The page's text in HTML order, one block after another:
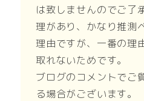
は致しませんのでご了
理があり、かなり推測
理由ですが、一番の理
取れないためです。
ブログのコメントでご
る場合がございます。